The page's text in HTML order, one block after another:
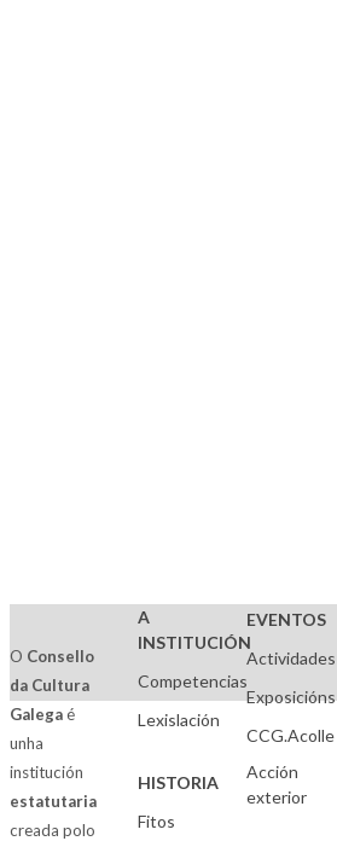
O Consello
da Cultura
Galegaé
unha
institución
estatutaria
creada polo
A
INSTITUCIÓN
Competencias
Lexislación
HISTORIA
Fitos
EVENTOS
Actividades
Exposicións
CCG.Acolle
Acción
exterior